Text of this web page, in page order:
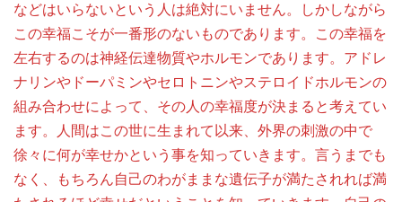
などはいらないという人は絶対にいません。しかしながら
この幸福こそが一番形のないものであります。この幸福を
左右するのは神経伝達物質やホルモンであります。アドレ
ナリンやドーパミンやセロトニンやステロイドホルモンの
組み合わせによって、その人の幸福度が決まると考えてい
ます。人間はこの世に生まれて以来、外界の刺激の中で
徐々に何が幸せかという事を知っていきます。言うまでも
なく、もちろん自己のわがままな遺伝子が満たされれば満